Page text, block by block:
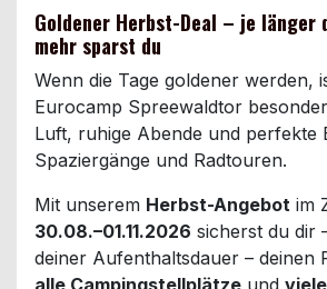
Goldener Herbst-Deal – je länger
mehr sparst du
Wenn die Tage goldener werden,
Eurocamp Spreewaldtor
Luft, ruhige Abende und perfekte
Spaziergänge und Radtouren.
Mit unserem Herbst-Angebot im
30.08.–01.11.2026 sicherst du dir
deiner Aufenthaltsdauer – deinen